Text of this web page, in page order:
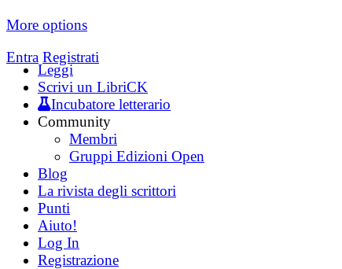
More options
Entra Registrati
Leggi
Scrivi un LibriCK
Incubatore letterario
Community
Membri
Gruppi Edizioni Open
Blog
La rivista degli scrittori
Punti
Aiuto!
Log In
Registrazione